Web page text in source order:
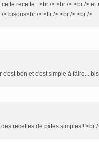
recette...<br /> <br /> <br />
> bisous<br /> <br /> <br /> <br />
c'est bon et c'est simple à
recettes de pâtes simples!!!<br /